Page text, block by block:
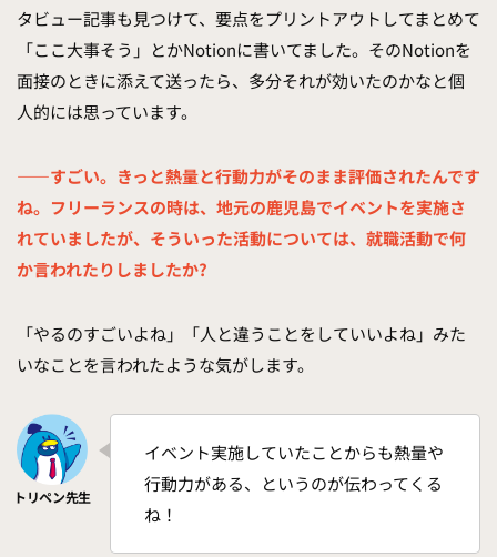
タビュー記事も見つけて、要点をプリントアウトしてまとめて
「ここ大事そう」とかNotionに書いてました。そのNotionを
面接のときに添えて送ったら、多分それが効いたのかなと個
人的には思っています。
——すごい。きっと熱量と行動力がそのまま評価されたんです
ね。フリーランスの時は、地元の鹿児島でイベントを実施さ
れていましたが、そういった活動については、就職活動で何
か言われたりしましたか?
「やるのすごいよね」「人と違うことをしていいよね」みた
いなことを言われたような気がします。
イベント実施していたことからも熱量や
行動力がある、というのが伝わってくる
ね！